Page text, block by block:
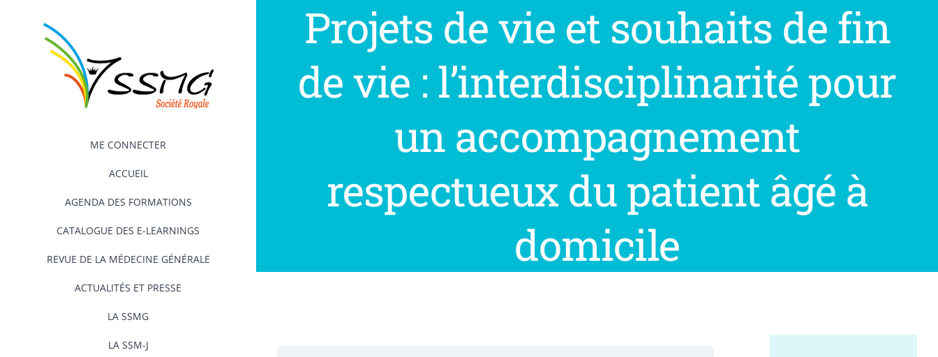
ME CONNECTER
ACCUEIL
AGENDA DES FORMATIONS
CATALOGUE DES E-LEARNINGS
REVUE DE LA MÉDECINE GÉNÉRALE
ACTUALITÉS ET PRESSE
LA SSMG
LA SSM-J
Projets de vie et souhaits de fin
de vie : l’interdisciplinarité pour
un accompagnement
respectueux du patient âgé à
domicile